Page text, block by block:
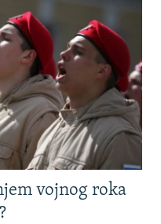
vojnog roka